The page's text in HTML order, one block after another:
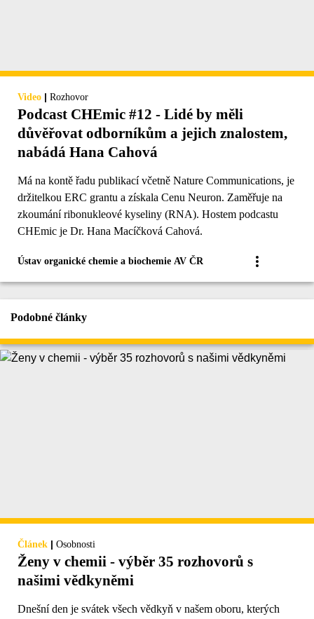
Video | Rozhovor
Podcast CHEmic #12 - Lidé by měli
důvěřovat odborníkům a jejich znalostem,
nabádá Hana Cahová
Má na kontě řadu publikací včetně Nature Communications, je
držitelkou ERC grantu a získala Cenu Neuron. Zaměřuje na
zkoumání ribonukleové kyseliny (RNA). Hostem podcastu
CHEmic je Dr. Hana Macíčková Cahová.
Ústav organické chemie a biochemie AV ČR
Podobné články
Článek | Osobnosti
Ženy v chemii - výběr 35 rozhovorů s
našimi vědkyněmi
Dnešní den je svátek všech vědkyň v našem oboru, kterých